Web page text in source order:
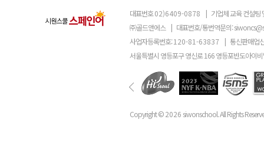
대표번호02)6409-0878 | 기업체 교육 컨설팅
㈜골드앤에스 | 대표번호/통번역문의:
사업자등록번호:120-81-63837 | 통신판매업
서울특별시 영등포구 영신로 166 영등포반도아이
Copyright ©2026 siwonschool. All Rights